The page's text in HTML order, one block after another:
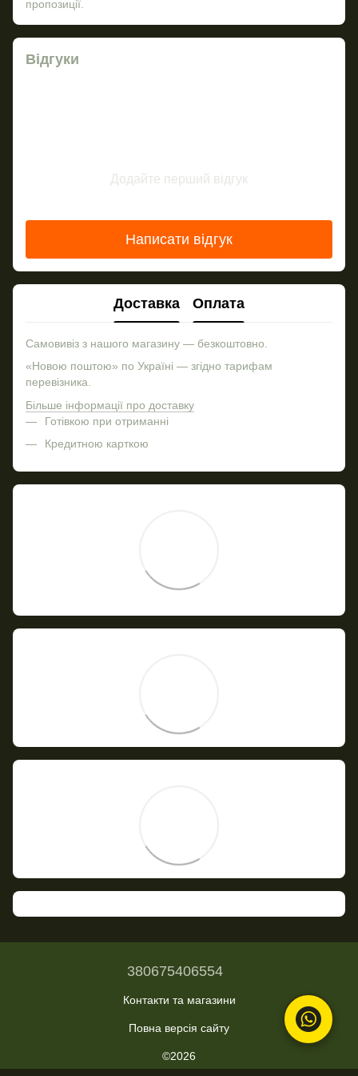
пропозиції.
Відгуки
Додайте перший відгук
Написати відгук
Доставка Оплата
Самовивіз з нашого магазину — безкоштовно.
«Новою поштою» по Україні — згідно тарифам
перевізника.
Більше інформації про доставку
Готівкою при отриманні
Кредитною карткою
380675406554
Контакти та магазини
Повна версія сайту
©2026